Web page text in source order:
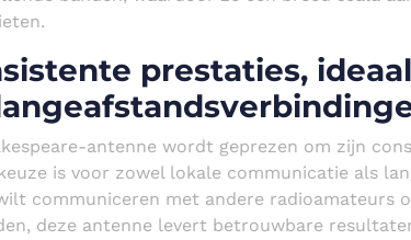
prestaties,
antenne wordt geprezen om zijn
is voor zowel lokale communicatie als
communiceren met andere radioamateurs
deze antenne levert betrouwbare